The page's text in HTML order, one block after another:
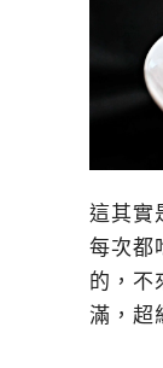
這其實
每次都
的，不
滿，超